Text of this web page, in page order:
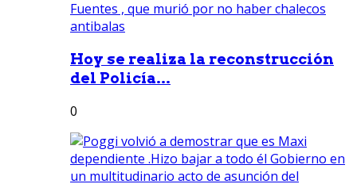
Hoy se realiza la reconstrucción
del Policía...
0